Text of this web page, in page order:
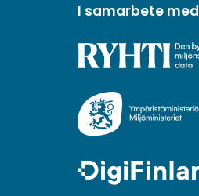
I samarbete med